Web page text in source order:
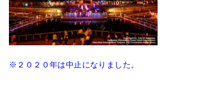
※２０２０年は中止になりました。